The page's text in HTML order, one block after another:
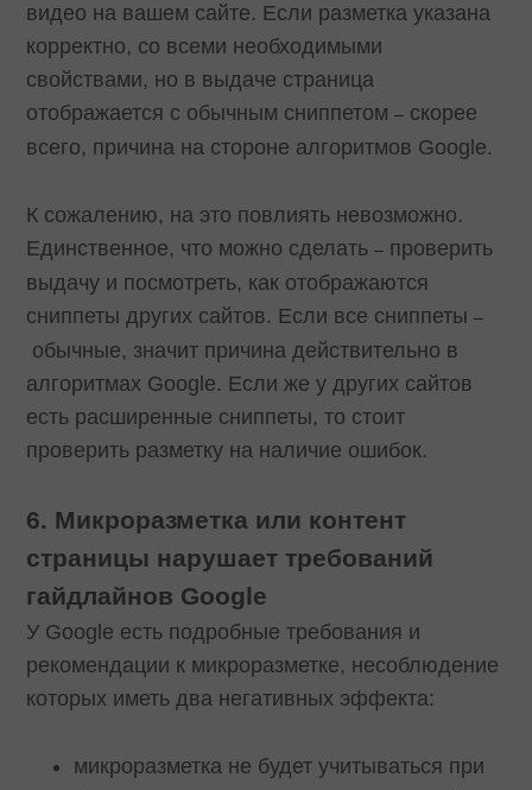
видео на вашем сайте. Если разметка указана
корректно, со всеми необходимыми
свойствами, но в выдаче страница
отображается с обычным сниппетом– скорее
всего, причина на стороне алгоритмов Google.
К сожалению, на это повлиять невозможно.
Единственное, что можно сделать– проверить
выдачу и посмотреть, как отображаются
сниппеты других сайтов. Если все сниппеты–
обычные, значит причина действительно в
алгоритмах Google. Если же у других сайтов
есть расширенные сниппеты, то стоит
проверить разметку на наличие ошибок.
6. Микроразметка или контент
страницы нарушает требований
гайдлайнов Google
У Google есть подробные требования и
рекомендации к микроразметке, несоблюдение
которых иметь два негативных эффекта:
микроразметка не будет учитываться при